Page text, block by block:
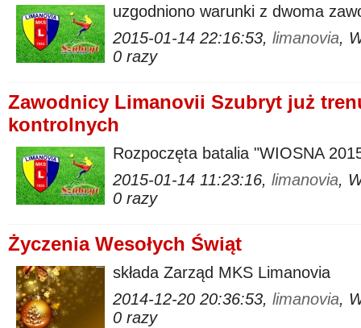
uzgodniono warunki z dwoma
2015-01-14 22:16:53, limanovia,
0 razy
Zawodnicy Limanovii Szubryt już
kontrolnych
Rozpoczęta batalia "WIOSNA
2015-01-14 11:23:16, limanovia,
0 razy
Życzenia Wesołych Świąt
składa Zarząd MKS Limanovia
2014-12-20 20:36:53, limanovia,
0 razy